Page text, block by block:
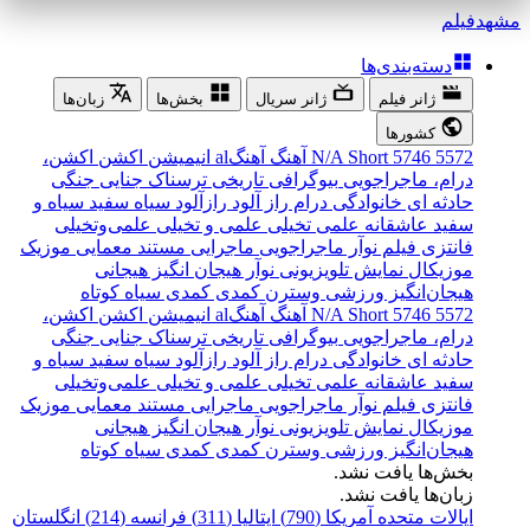
مشهدفیلم
دسته‌بندی‌ها
ژانر فیلم ژانر سریال بخش‌ها
زبان‌ها
کشورها
5572
5746
N/A Short آهنگ آهنگal انیمیشن اکشن اکشن،
درام، ماجراجویی بیوگرافی تاریخی ترسناک جنایی جنگی
حادثه ای خانوادگی درام راز آلود رازآلود سیاه سفید سیاه و
سفید عاشقانه علمی تخیلی علمی و تخیلی علمی‌و‌تخیلی
فانتزی فیلم نوآر ماجراجویی ماجرایی مستند معمایی موزیک
موزیکال نمایش تلویزیونی نوآر هیجان انگیز هیجانی
هیجان‌انگیز ورزشی وسترن کمدی کمدی سیاه کوتاه
5572
5746
N/A Short آهنگ آهنگal انیمیشن اکشن اکشن،
درام، ماجراجویی بیوگرافی تاریخی ترسناک جنایی جنگی
حادثه ای خانوادگی درام راز آلود رازآلود سیاه سفید سیاه و
سفید عاشقانه علمی تخیلی علمی و تخیلی علمی‌و‌تخیلی
فانتزی فیلم نوآر ماجراجویی ماجرایی مستند معمایی موزیک
موزیکال نمایش تلویزیونی نوآر هیجان انگیز هیجانی
هیجان‌انگیز ورزشی وسترن کمدی کمدی سیاه کوتاه
بخش‌ها یافت نشد.
زبان‌ها یافت نشد.
ایالات متحده آمریکا (790)
ایتالیا (311) فرانسه (214)
انگلستان